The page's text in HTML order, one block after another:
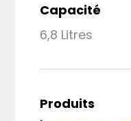
Capacité
6,8 Litres
Produits